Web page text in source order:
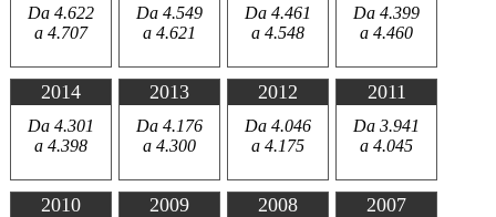
Da 4.622
a 4.707
Da 4.549
a 4.621
Da 4.461
a 4.548
Da 4.399
a 4.460
2014
Da 4.301
a 4.398
2013
Da 4.176
a 4.300
2012
Da 4.046
a 4.175
2011
Da 3.941
a 4.045
2010 2009 2008 2007